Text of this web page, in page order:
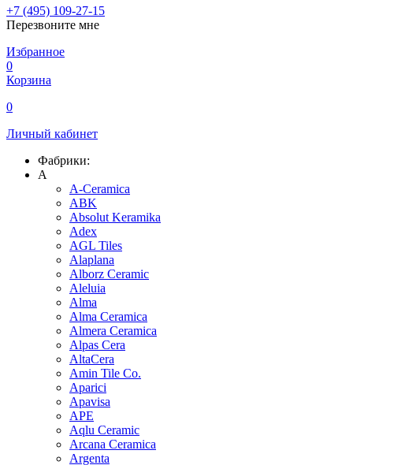
+7 (495) 109-27-15
Перезвоните мне
Избранное
0
Корзина
0
Личный кабинет
Фабрики:
A
A-Ceramica
ABK
Absolut Keramika
Adex
AGL Tiles
Alaplana
Alborz Ceramic
Aleluia
Alma
Alma Ceramica
Almera Ceramica
Alpas Cera
AltaCera
Amin Tile Co.
Aparici
Apavisa
APE
Aqlu Ceramic
Arcana Ceramica
Argenta